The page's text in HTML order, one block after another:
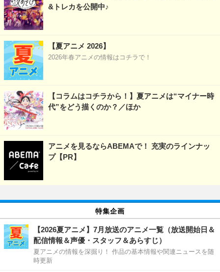
&トレカを公開中♪
【夏アニメ 2026】
2026年春アニメの情報はコチラで！
【コラムはコチラから！】夏アニメは“マイナー時
代”をどう描くのか？／ほか
アニメを見るならABEMAで！ 充実のラインナッ
プ【PR】
特集企画
【2026夏アニメ】7月放送のアニメ一覧（放送開始日＆
配信情報＆声優・スタッフ＆あらすじ）
夏アニメの情報を深掘り！ 作品の基本情報や関連ニュースを随
時更新